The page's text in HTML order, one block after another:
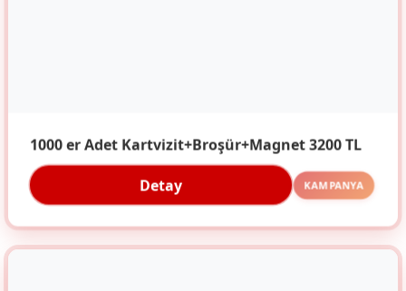
1000 er Adet Kartvizit+Broşür+Magnet 3200 TL
Detay KAMPANYA